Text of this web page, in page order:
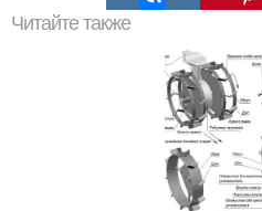
Читайте также